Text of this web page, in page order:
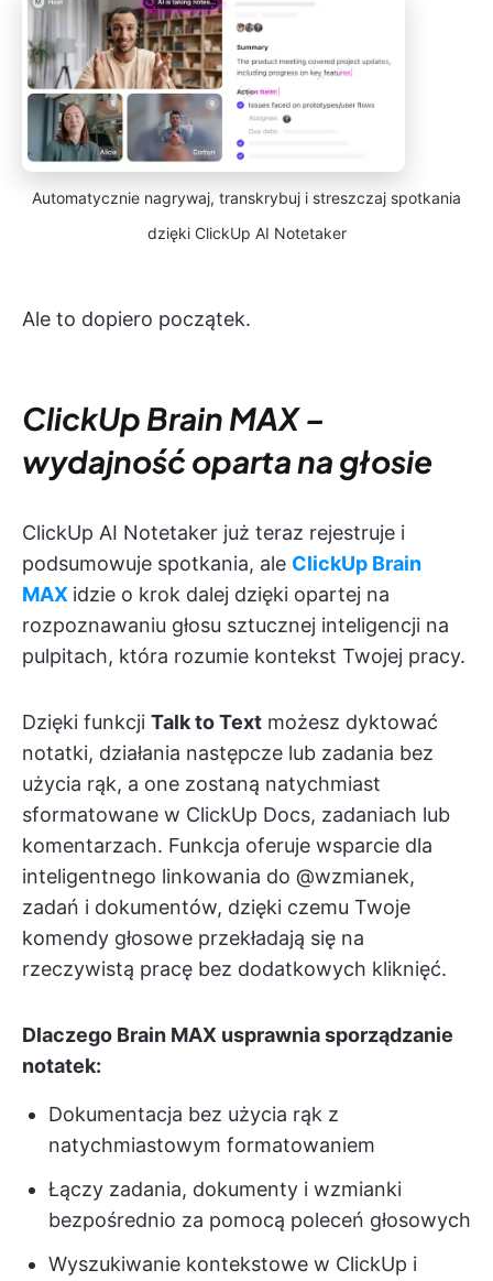
Automatycznie nagrywaj, transkrybuj i streszczaj spotkania
dzięki ClickUp AI Notetaker
Ale to dopiero początek.
ClickUp Brain MAX –
wydajność oparta na głosie
ClickUp AI Notetaker już teraz rejestruje i
podsumowuje spotkania, ale ClickUp Brain
MAX idzie o krok dalej dzięki opartej na
rozpoznawaniu głosu sztucznej inteligencji na
pulpitach, która rozumie kontekst Twojej pracy.
Dzięki funkcji Talk to Text możesz dyktować
notatki, działania następcze lub zadania bez
użycia rąk, a one zostaną natychmiast
sformatowane w ClickUp Docs, zadaniach lub
komentarzach. Funkcja oferuje wsparcie dla
inteligentnego linkowania do @wzmianek,
zadań i dokumentów, dzięki czemu Twoje
komendy głosowe przekładają się na
rzeczywistą pracę bez dodatkowych kliknięć.
Dlaczego Brain MAX usprawnia sporządzanie
notatek:
Dokumentacja bez użycia rąk z
natychmiastowym formatowaniem
Łączy zadania, dokumenty i wzmianki
bezpośrednio za pomocą poleceń głosowych
Wyszukiwanie kontekstowe w ClickUp i